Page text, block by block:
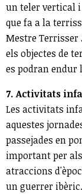
un teler vertical
que fa a la
Mestre Terrisser
els objectes de
es podran endur
7. Activitats
Les activitats
aquestes
passejades en
important per
atraccions
un guerrer